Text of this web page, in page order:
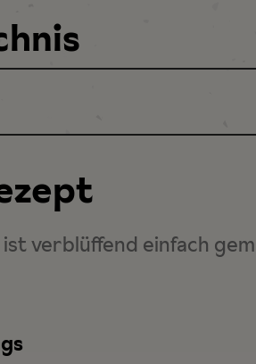
ist verblüffend einfach